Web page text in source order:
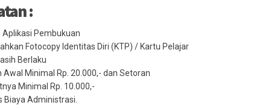
:
Aplikasi Pembukuan
Fotocopy Identitas Diri (KTP) / Kartu Pelajar
Berlaku
Awal Minimal Rp. 20.000,- dan Setoran
Minimal Rp. 10.000,-
Biaya Administrasi.